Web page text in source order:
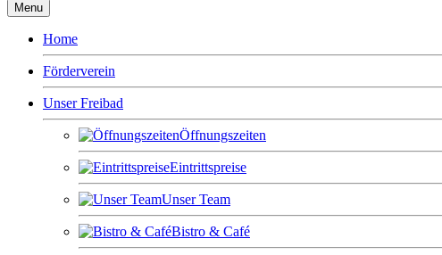
Menu
Home
Förderverein
Unser Freibad
Öffnungszeiten
Eintrittspreise
Unser Team
Bistro & Café